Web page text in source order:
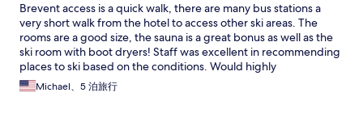
Brevent access is a quick walk, there are many bus stations a
very short walk from the hotel to access other ski areas. The
rooms are a good size, the sauna is a great bonus as well as the
ski room with boot dryers! Staff was excellent in recommending
places to ski based on the conditions. Would highly
recommend.
Michael、5 泊旅行